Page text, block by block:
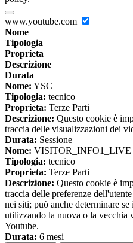
www.youtube.com
Nome
Tipologia
Proprieta
Descrizione
Durata
Nome: YSC
Tipologia: tecnico
Proprieta: Terze Parti
Descrizione: Questo cookie è
traccia delle visualizzazioni dei
Durata: Sessione
Nome: VISITOR_INFO1_LIVE
Tipologia: tecnico
Proprieta: Terze Parti
Descrizione: Questo cookie è
traccia delle preferenze
nei siti; può anche determinare
utilizzando la nuova o la vecchia
Youtube.
Durata: 6 mesi